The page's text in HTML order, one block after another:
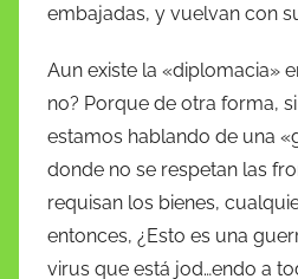
embajadas, y vuelvan con
Aun existe la «diplomacia»
no? Porque de otra forma,
estamos hablando de una
donde no se respetan las
requisan los bienes,
entonces, ¿Esto es una
virus que está jod…endo a